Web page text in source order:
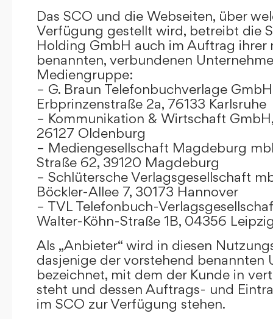
Das SCO und die Webseiten, über
Verfügung gestellt wird, betreibt die
Holding GmbH auch im Auftrag ihrer
benannten, verbundenen
Mediengruppe:
– G. Braun Telefonbuchverlage GmbH
Erbprinzenstraße 2a, 76133 Karlsruhe
– Kommunikation & Wirtschaft
26127 Oldenburg
– Mediengesellschaft Magdeburg
Straße 62, 39120 Magdeburg
– Schlütersche Verlagsgesellschaft
Böckler-Allee 7, 30173 Hannover
– TVL Telefonbuch-
Walter-Köhn-Straße 1B, 04356
Als „Anbieter“ wird in diesen
dasjenige der vorstehend benannten
bezeichnet, mit dem der Kunde in
steht und dessen Auftrags- und
im SCO zur Verfügung stehen.